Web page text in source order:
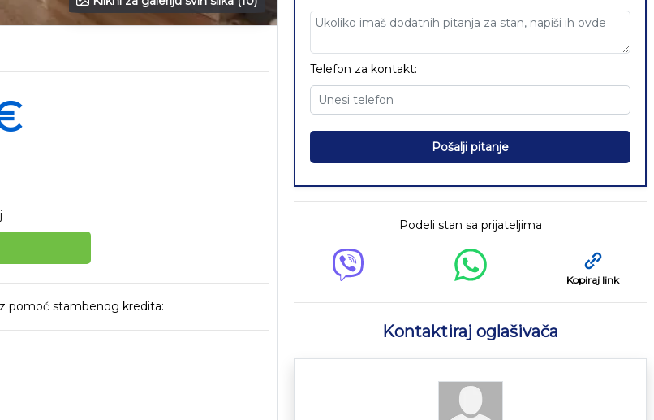
pomoć stambenog kredita:
Telefon za kontakt:
Pošalji pitanje
Podeli stan sa prijateljima
Kopiraj link
Kontaktiraj oglašivača